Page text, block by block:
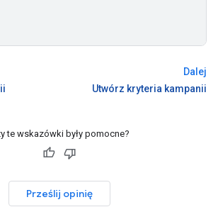
Dalej
Utwórz kryteria kampanii
te wskazówki były pomocne?
Prześlij opinię